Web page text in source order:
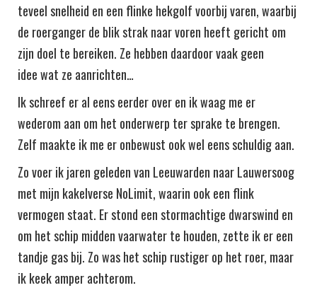
teveel snelheid en een flinke hekgolf voorbij varen, waarbij
de roerganger de blik strak naar voren heeft gericht om
zijn doel te bereiken. Ze hebben daardoor vaak geen
idee wat ze aanrichten…
Ik schreef er al eens eerder over en ik waag me er
wederom aan om het onderwerp ter sprake te brengen.
Zelf maakte ik me er onbewust ook wel eens schuldig aan.
Zo voer ik jaren geleden van Leeuwarden naar Lauwersoog
met mijn kakelverse NoLimit, waarin ook een flink
vermogen staat. Er stond een stormachtige dwarswind en
om het schip midden vaarwater te houden, zette ik er een
tandje gas bij. Zo was het schip rustiger op het roer, maar
ik keek amper achterom.